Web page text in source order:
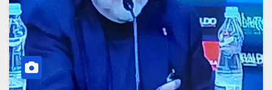
T
O